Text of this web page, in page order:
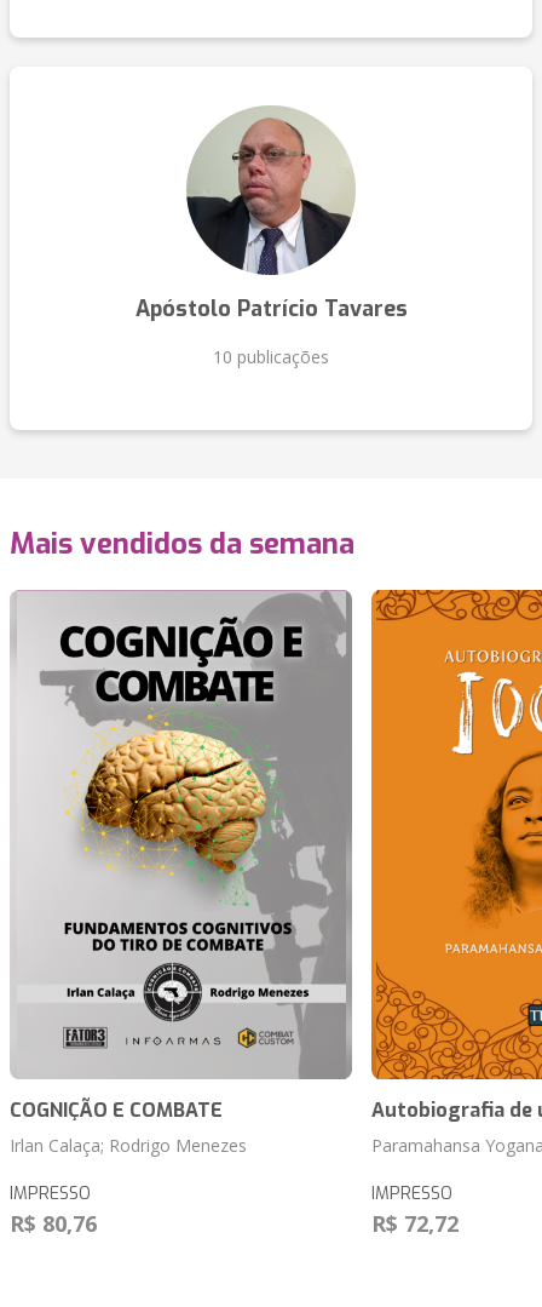
Apóstolo Patrício Tavares
10 publicações
Mais vendidos da semana
COGNIÇÃO E COMBATE
Irlan Calaça; Rodrigo Menezes
IMPRESSO
R$ 80,76
Autobiografia de
Paramahansa
IMPRESSO
R$ 72,72